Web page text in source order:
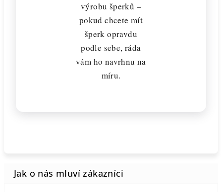
výrobu šperků –
pokud chcete mít
šperk opravdu
podle sebe, ráda
vám ho navrhnu na
míru.